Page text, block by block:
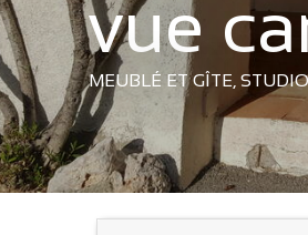
vue
MEUBLÉ ET GÎTE, STUDIO